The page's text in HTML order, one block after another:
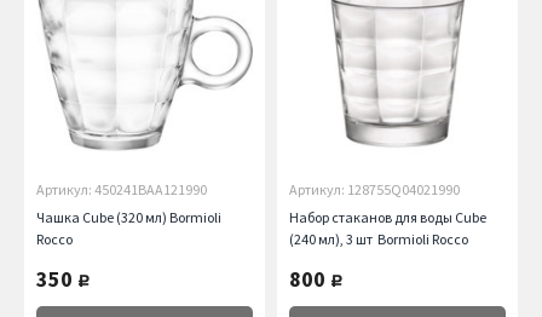
Артикул: 450241BAA121990
Чашка Cube (320 мл) Bormioli
Rocco
350 руб.
Артикул: 128755Q04021990
Набор стаканов для воды Cube
(240 мл), 3 шт Bormioli Rocco
800 руб.